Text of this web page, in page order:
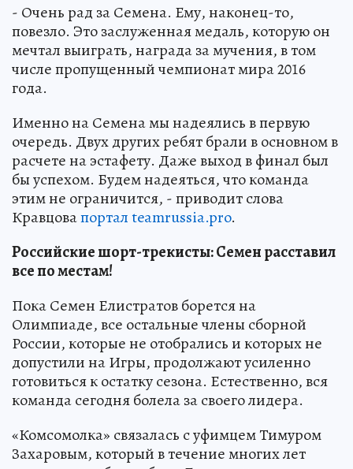
- Очень рад за Семена. Ему, наконец-то,
повезло. Это заслуженная медаль, которую он
мечтал выиграть, награда за мучения, в том
числе пропущенный чемпионат мира 2016
года.
Именно на Семена мы надеялись в первую
очередь. Двух других ребят брали в основном в
расчете на эстафету. Даже выход в финал был
бы успехом. Будем надеяться, что команда
этим не ограничится, - приводит слова
Кравцовапортал teamrussia.pro.
Российские шорт-трекисты: Семен расставил
все по местам!
Пока Семен Елистратов борется на
Олимпиаде, все остальные члены сборной
России, которые не отобрались и которых не
допустили на Игры, продолжают усиленно
готовиться к остатку сезона. Естественно, вся
команда сегодня болела за своего лидера.
«Комсомолка» связалась с уфимцем Тимуром
Захаровым, который в течение многих лет